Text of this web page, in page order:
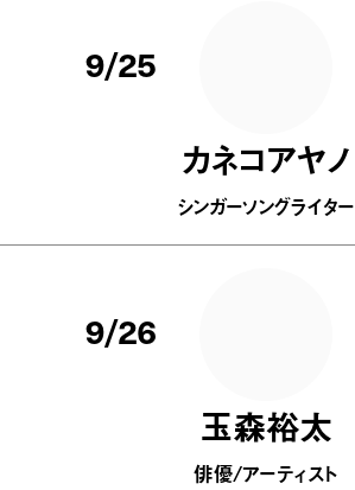
9/25
カネコアヤノ
シンガーソングライター
9/26
玉森裕太
俳優/アーティスト